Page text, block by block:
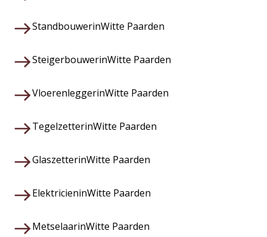
StandbouwerinWitte Paarden
SteigerbouwerinWitte Paarden
VloerenleggerinWitte Paarden
TegelzetterinWitte Paarden
GlaszetterinWitte Paarden
ElektricieninWitte Paarden
MetselaarinWitte Paarden